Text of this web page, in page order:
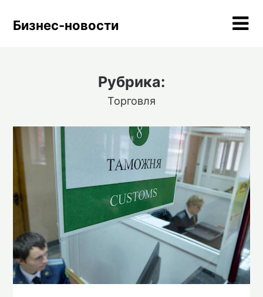
Бизнес-новости
Рубрика:
Торговля